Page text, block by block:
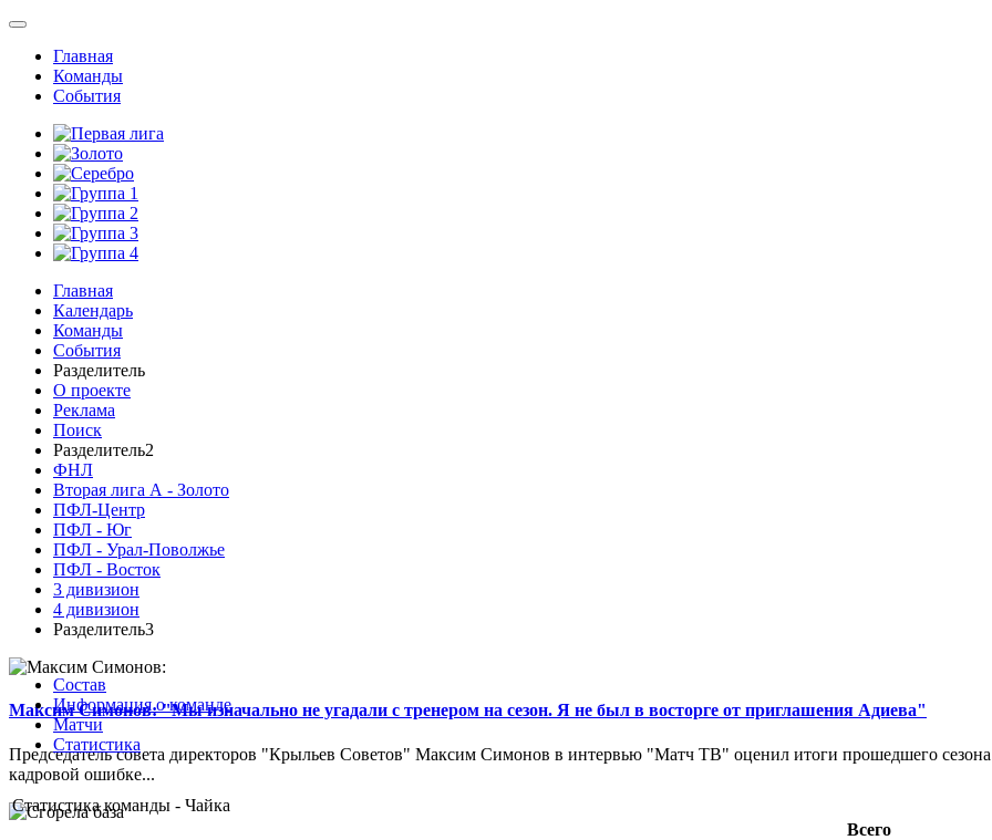
Главная
Команды
События
Главная
Календарь
Команды
События
Разделитель
О проекте
Реклама
Поиск
Разделитель2
ФНЛ
Вторая лига А - Золото
ПФЛ-Центр
ПФЛ - Юг
ПФЛ - Урал-Поволжье
ПФЛ - Восток
3 дивизион
4 дивизион
Разделитель3
Максим Симонов: "Мы изначально не угадали с тренером на сезон. Я не был в восторге от приглашения Адиева"
Председатель совета директоров "Крыльев Советов" Максим Симонов в интервью "Матч ТВ" оценил итоги прошедшего сезона
кадровой ошибке...
Состав
Информация о команде
Матчи
Статистика
Статистика команды - Чайка
Всего